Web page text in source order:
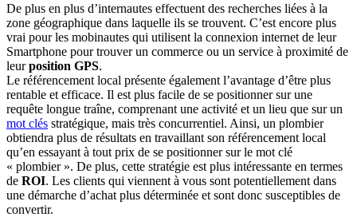
De plus en plus d’internautes effectuent des recherches liées à la
zone géographique dans laquelle ils se trouvent. C’est encore plus
vrai pour les mobinautes qui utilisent la connexion internet de leur
Smartphone pour trouver un commerce ou un service à proximité de
leurposition GPS.
Le référencement local présente également l’avantage d’être plus
rentable et efficace. Il est plus facile de se positionner sur une
requête longue traîne, comprenant une activité et un lieu que sur un
mot clés stratégique, mais très concurrentiel. Ainsi, un plombier
obtiendra plus de résultats en travaillant son référencement local
qu’en essayant à tout prix de se positionner sur le mot clé
« plombier ». De plus, cette stratégie est plus intéressante en termes
de ROI. Les clients qui viennent à vous sont potentiellement dans
une démarche d’achat plus déterminée et sont donc susceptibles de
convertir.